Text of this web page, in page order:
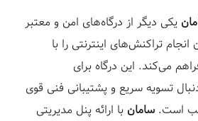
یکی دیگر از درگاه‌های امن و معتبر
تراکنش‌های اینترنتی را با
می‌کند. این درگاه برای
تسویه سریع و پشتیبانی فنی قوی
است.سامان با ارائه پنل مدیریتی